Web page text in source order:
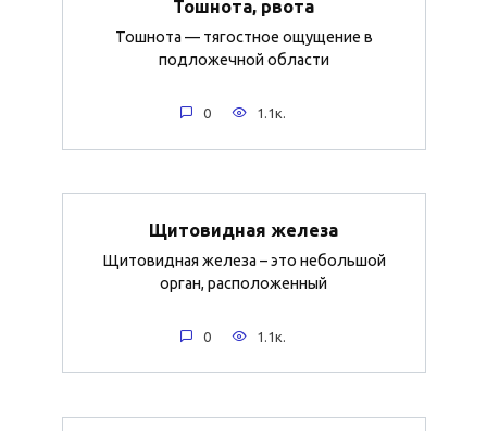
Тошнота, рвота
Тошнота — тягостное ощущение в
подложечной области
0 1.1к.
Щитовидная железа
Щитовидная железа – это небольшой
орган, расположенный
0 1.1к.